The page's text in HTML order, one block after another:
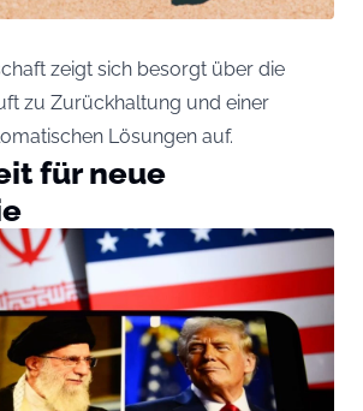
zeigt sich besorgt über die
zu Zurückhaltung und einer
Lösungen auf.
für neue